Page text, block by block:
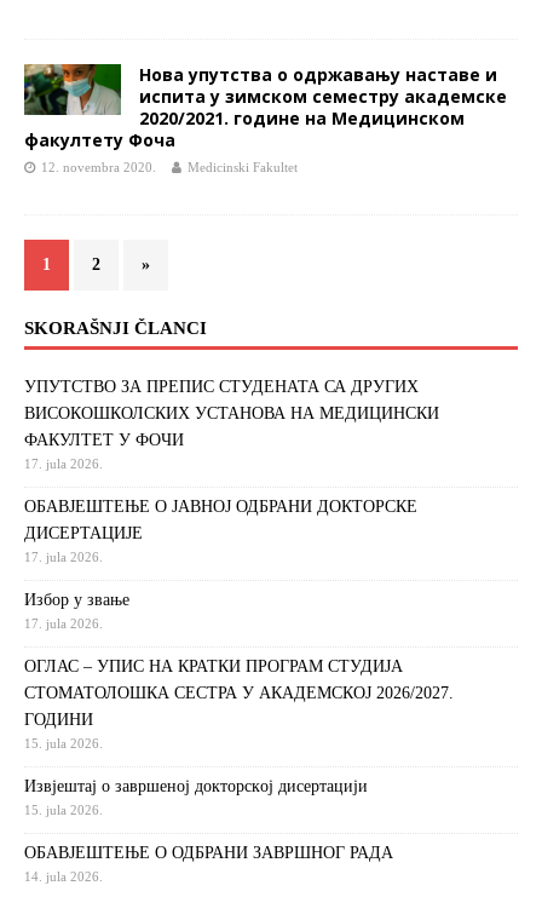
Нова упутства о одржавању наставе и
испита у зимском семестру академске
2020/2021. године на Медицинском
факултету Фоча
12. novembra 2020. Medicinski Fakultet
1 2 »
SKORAŠNJI ČLANCI
УПУТСТВО ЗА ПРЕПИС СТУДЕНАТА СА ДРУГИХ
ВИСОКОШКОЛСКИХ УСТАНОВА НА МЕДИЦИНСКИ
ФАКУЛТЕТ У ФОЧИ
17. jula 2026.
ОБАВЈЕШТЕЊЕ О ЈАВНОЈ ОДБРАНИ ДОКТОРСКЕ
ДИСЕРТАЦИЈЕ
17. jula 2026.
Избор у звање
17. jula 2026.
ОГЛАС – УПИС НА КРАТКИ ПРОГРАМ СТУДИЈА
СТОМАТОЛОШКА СЕСТРА У АКАДЕМСКОЈ 2026/2027.
ГОДИНИ
15. jula 2026.
Извjeштaj o зaвршeнoj дoктoрскoj дисeртaциjи
15. jula 2026.
ОБАВЈЕШТЕЊЕ О ОДБРАНИ ЗАВРШНОГ РАДА
14. jula 2026.